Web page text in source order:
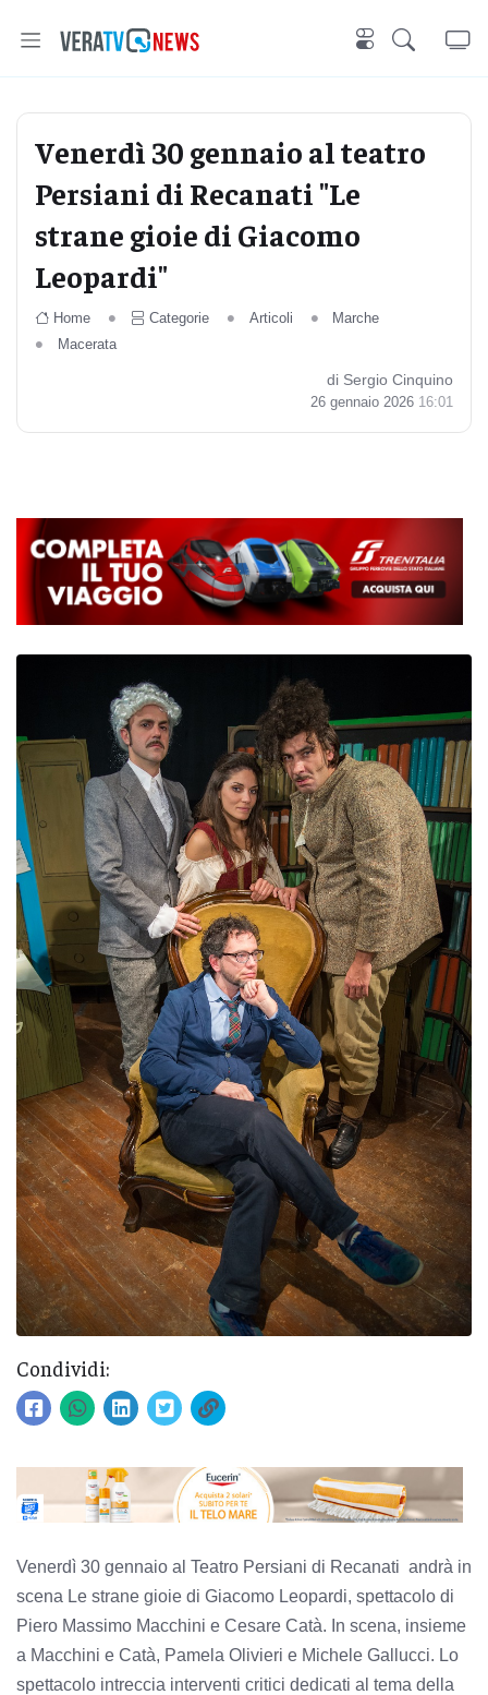
Venerdì 30 gennaio al teatro
Persiani di Recanati "Le
strane gioie di Giacomo
Leopardi"
Home Categorie Articoli
Marche
Macerata
di Sergio Cinquino
26 gennaio 2026 16:01
Condividi:
Venerdì 30 gennaio al Teatro Persiani di Recanati andrà in
scena Le strane gioie di Giacomo Leopardi, spettacolo di
Piero Massimo Macchini e Cesare Catà. In scena, insieme
a Macchini e Catà, Pamela Olivieri e Michele Gallucci. Lo
spettacolo intreccia interventi critici dedicati al tema della